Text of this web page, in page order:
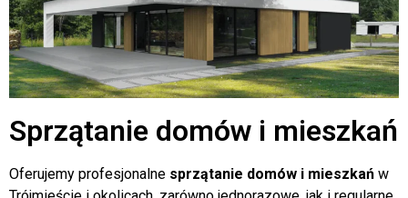
Sprzątanie domów i mieszkań